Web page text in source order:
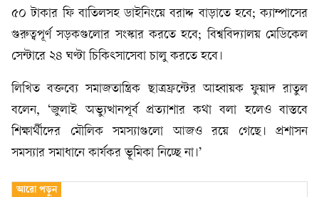
৫০ টাকার ফি বাতিলসহ ডাইনিংয়ে বরাদ্দ বাড়াতে হবে; ক্যাম্পাসের
গুরুত্বপূর্ণ সড়কগুলোর সংস্কার করতে হবে; বিশ্ববিদ্যালয় মেডিকেল
সেন্টারে ২৪ ঘণ্টা চিকিৎসাসেবা চালু করতে হবে।
লিখিত বক্তব্যে সমাজতান্ত্রিক ছাত্রফ্রন্টের আহ্বায়ক ফুয়াদ রাতুল
বলেন, ‘জুলাই অভ্যুত্থানপূর্ব প্রত্যাশার কথা বলা হলেও বাস্তবে
শিক্ষার্থীদের মৌলিক সমস্যাগুলো আজও রয়ে গেছে। প্রশাসন
সমস্যার সমাধানে কার্যকর ভূমিকা নিচ্ছে না।’